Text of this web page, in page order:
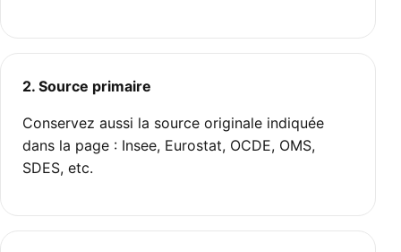
2. Source primaire
Conservez aussi la source originale indiquée
dans la page : Insee, Eurostat, OCDE, OMS,
SDES, etc.